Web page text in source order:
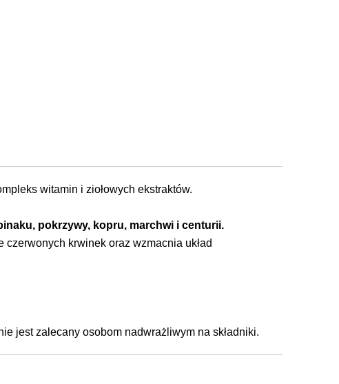
witamin i ziołowych ekstraktów.
pokrzywy, kopru, marchwi i centurii.
czerwonych krwinek oraz wzmacnia układ
jest zalecany osobom nadwrażliwym na składniki.